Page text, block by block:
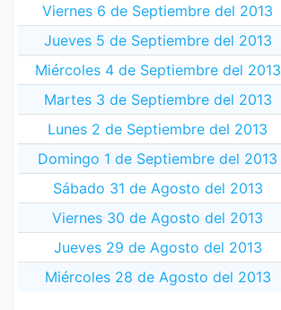
Viernes 6 de Septiembre del 2013
Jueves 5 de Septiembre del 2013
Miércoles 4 de Septiembre del 2013
Martes 3 de Septiembre del 2013
Lunes 2 de Septiembre del 2013
Domingo 1 de Septiembre del 2013
Sábado 31 de Agosto del 2013
Viernes 30 de Agosto del 2013
Jueves 29 de Agosto del 2013
Miércoles 28 de Agosto del 2013